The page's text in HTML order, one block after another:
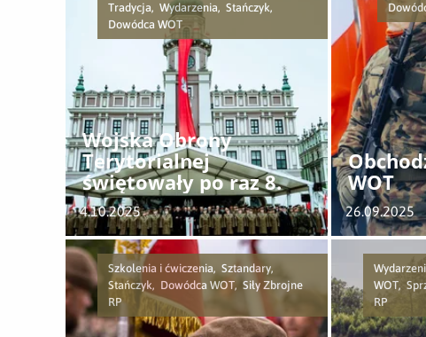
Tradycja, Wydarzenia, Stańczyk,
Dowódca WOT
Wojska Obrony
Terytorialnej
świętowały po raz 8.
4.10.2025
WOT
26.09.2025
Szkolenia i ćwiczenia, Sztandary,
Stańczyk, Dowódca WOT, Siły Zbrojne
RP
WOT,
RP